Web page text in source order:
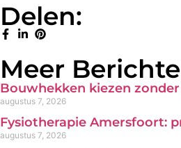
Delen:
Meer
Bouwhekken kiezen
augustus 7, 2026
Fysiotherapie Amersfoort:
augustus 7, 2026